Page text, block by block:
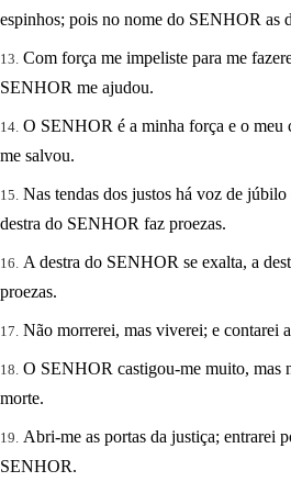
espinhos; pois no nome do SENHOR as
Com força me impeliste para me
SENHOR me ajudou.
O SENHOR é a minha força e o meu
me salvou.
Nas tendas dos justos há voz de júbilo
destra do SENHOR faz proezas.
A destra do SENHOR se exalta, a
proezas.
Não morrerei, mas viverei; e contarei
O SENHOR castigou-me muito, mas
morte.
Abri-me as portas da justiça; entrarei
SENHOR.